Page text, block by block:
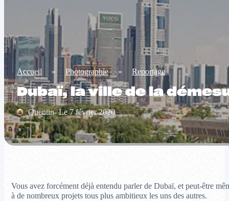
Accueil » Photographie » Reportage
Dubaï, la ville de la
Quentin- Le 7 février 2020
Vous avez forcément déjà entendu parler de Dubaï, et peut-être
à de nombreux projets tous plus ambitieux les uns des autres.